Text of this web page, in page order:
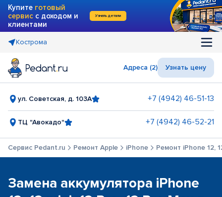
Купите готовый
сервис с доходом и
клиентами
Узнать детали
Кострома
Адреса (2) Узнать цену
ул. Советская, д. 103А +7 (4942) 46-51-13
ТЦ "Авокадо" +7 (4942) 46-52-21
Сервис Pedant.ru Ремонт Apple iPhone Ремонт iPhone 12,
Замена аккумулятора iPhone